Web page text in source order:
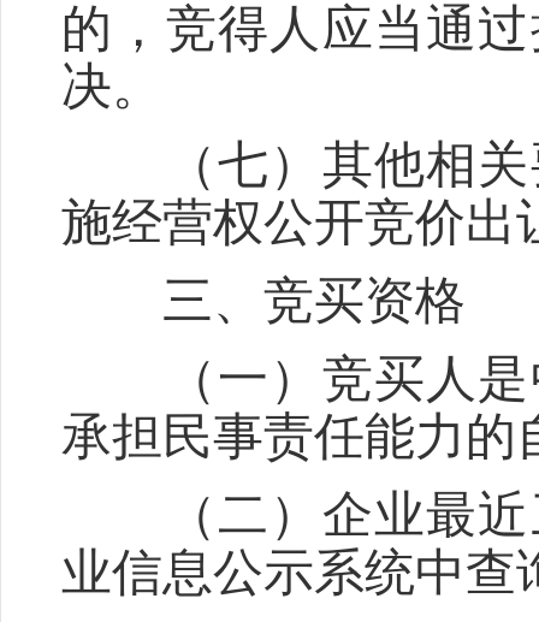
的，竞得人应当通
决。
（七）其他相关
施经营权公开竞价出
三、竞买资格
（一）竞买人是
承担民事责任能力的
（二）企业最近
业信息公示系统中查